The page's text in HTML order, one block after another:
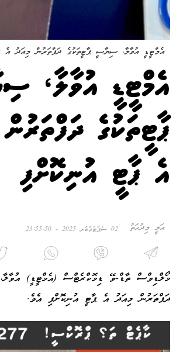
އެމްޓީޑީ އުވާލާ، ސިޔާސީ ޕާޓީތަކުގެ ދަފްތަރުން މިއަދު އެ
އެމްޓީޑީ އުވާލާ،
ޕާޓީތަކުގެ
އެ ޕާޓީ އުނިކޮށްފި
އަލީ މިދުހަތު 02 ސެޕްޓެމްބަރ 2025 - 23:55:50
މޯލްޑިވްސް ތާޑް-ވޭ ޑިމޮކްރެޓްސް (އެމްޓީޑީ)
ދަފްތަރުން މިއަދު އެ ޕާޓީ އުނިކޮށްފި އެވެ.